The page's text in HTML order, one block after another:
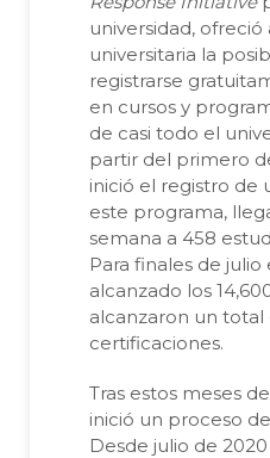
universidad,
universitaria la
registrarse
en cursos y
de casi todo el
partir del primero
inició el registro de
este programa,
semana a 458
Para finales de
alcanzado los
alcanzaron un total
certificaciones.
Tras estos meses
inició un proceso
Desde julio de